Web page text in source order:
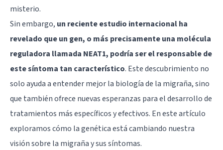
misterio.
Sin embargo, un reciente estudio internacional ha
revelado que un gen, o más precisamente una molécula
reguladora llamada NEAT1, podría ser el responsable de
este síntoma tan característico. Este descubrimiento no
solo ayuda a entender mejor la biología de la migraña, sino
que también ofrece nuevas esperanzas para el desarrollo de
tratamientos más específicos y efectivos. En este artículo
exploramos cómo la genética está cambiando nuestra
visión sobre la migraña y sus síntomas.